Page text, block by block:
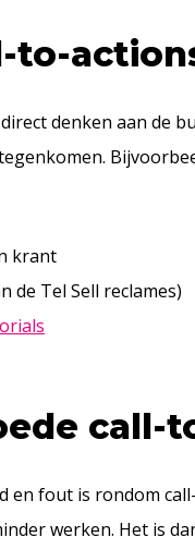
to-
denken aan de
krant
de Tel Sell reclames)
call-
en fout is rondom
werken. Het is